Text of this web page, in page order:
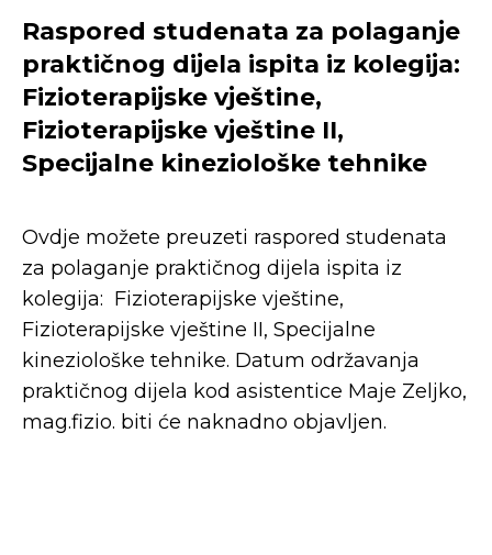
Raspored studenata za polaganje
praktičnog dijela ispita iz kolegija:
Fizioterapijske vještine,
Fizioterapijske vještine II,
Specijalne kineziološke tehnike
Ovdje možete preuzeti raspored studenata
za polaganje praktičnog dijela ispita iz
kolegija: Fizioterapijske vještine,
Fizioterapijske vještine II, Specijalne
kineziološke tehnike. Datum održavanja
praktičnog dijela kod asistentice Maje Zeljko,
mag.fizio. biti će naknadno objavljen.